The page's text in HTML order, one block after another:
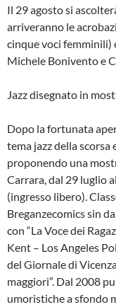
Il 29 agosto si
arriveranno le
cinque voci femminili)
Michele Bonivento e
Jazz disegnato in
Dopo la fortunata
tema jazz della
proponendo una
Carrara, dal 29 luglio
(ingresso libero).
Breganzecomics sin
con “La Voce dei
Kent – Los Angeles
del Giornale di
maggiori”. Dal 2008
umoristiche a sfondo